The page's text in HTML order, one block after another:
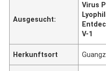
Ausgesucht:
Virus
V-1
Herkunftsort